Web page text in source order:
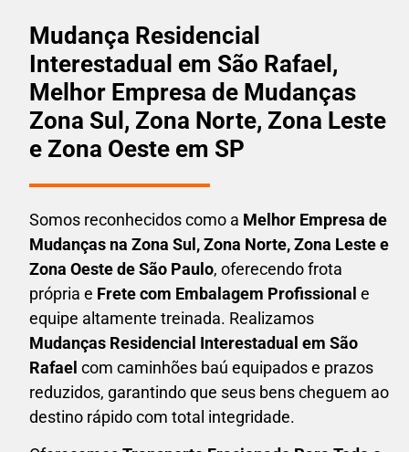
Mudança Residencial
Interestadual em São Rafael,
Melhor Empresa de Mudanças
Zona Sul, Zona Norte, Zona Leste
e Zona Oeste em SP
Somos reconhecidos como a Melhor Empresa de
Mudanças na Zona Sul, Zona Norte, Zona Leste e
Zona Oeste de São Paulo, oferecendo frota
própria e Frete com Embalagem Profissional e
equipe altamente treinada. Realizamos
Mudanças Residencial Interestadual em São
Rafael com caminhões baú equipados e prazos
reduzidos, garantindo que seus bens cheguem ao
destino rápido com total integridade.